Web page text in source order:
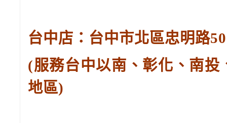
台中店：台中市北區忠明路
(服務台中以南、彰化、南
地區)